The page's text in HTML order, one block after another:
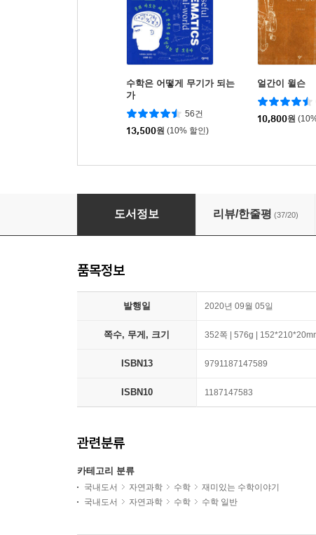
수학은 어떻게 무기가 되는
가
56건
13,500원 (10% 할인)
얼간이 윌슨
10,800원
법정에 선 수학
도서정보 리뷰/한줄평 (37/20)
품목정보
발행일 2020년 09월 05일
쪽수, 무게, 크기 352쪽 | 576g |
ISBN13 9791187147589
ISBN10 1187147583
관련분류
카테고리 분류
국내도서 자연과학 수학
재미있는 수학이야기
국내도서
자연과학 수학 수학 일반